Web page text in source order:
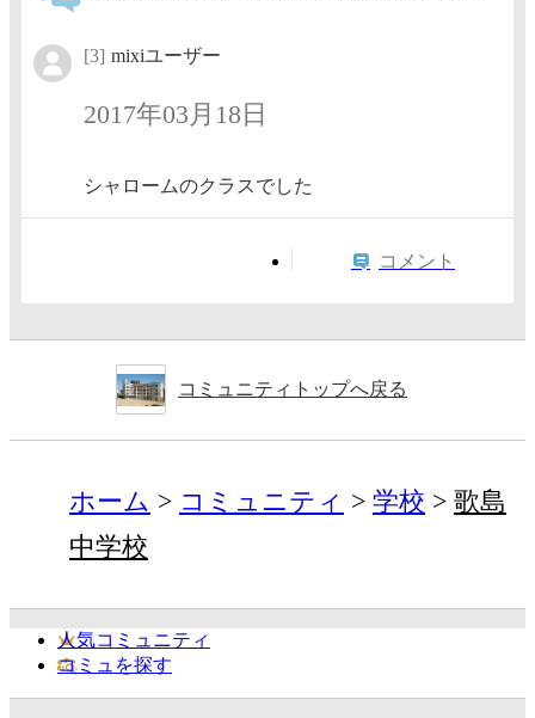
[3] mixiユーザー
2017年03月18日
シャロームのクラスでした
コメント
コミュニティトップへ戻る
ホーム コミュニティ 学校
歌島
中学校
人気コミュニティ
コミュを探す